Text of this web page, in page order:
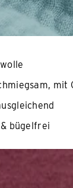
mit
bügelfrei